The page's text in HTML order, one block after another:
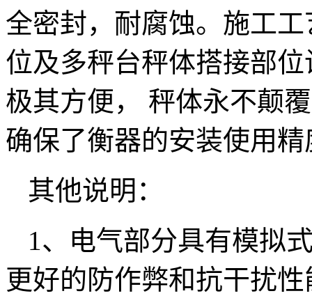
全密封，耐腐蚀。施工
位及多秤台秤体搭接部
极其方便， 秤体永不颠
确保了衡器的安装使用
其他说明：
1、电气部分具有模拟
更好的防作弊和抗干扰性